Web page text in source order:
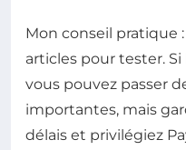
Mon conseil pratique
articles pour tester.
vous pouvez passer
importantes, mais
délais et privilégiez